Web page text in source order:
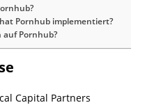
Pornhub implementiert?
Pornhub?
Capital Partners